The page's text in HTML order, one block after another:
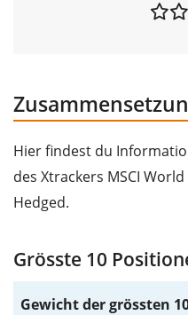
Hier findest du
des Xtrackers MSCI World
Hedged.
Grösste 10
Gewicht der grössten